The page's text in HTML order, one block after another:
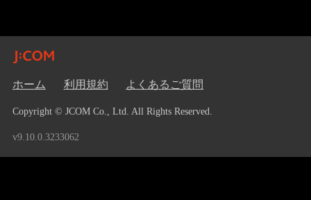
ホーム 利用規約 よくあるご質問
Copyright © JCOM Co., Ltd. All Rights Reserved.
v9.10.0.3233062